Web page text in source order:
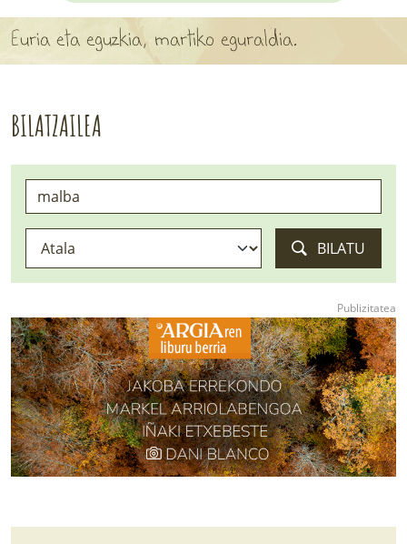
APARTEN MAPA
LURRERAKO BIDE LAGUN
BIZI BARATZEA LIBURUA
SENDABELARRAK
ETXEKO LANDAREAK
LANDAREPEDIA
ALBISTEAK
LURRAREN AGENDA
AZOKA
Euria eta eguzkia, martiko eguraldia.
BILATZAILEA
BILATU